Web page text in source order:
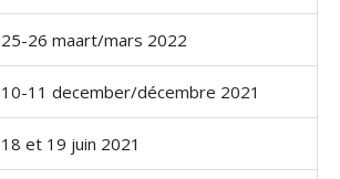
25-26 maart/mars 2022
10-11 december/décembre 2021
18 et 19 juin 2021